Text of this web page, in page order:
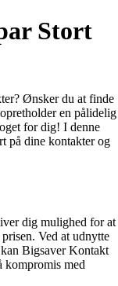
Stort
Ønsker du at finde
en pålidelig
for dig! I denne
på dine kontakter og
dig mulighed for at
Ved at udnytte
Bigsaver Kontakt
kompromis med